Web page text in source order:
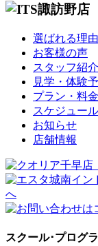
選ばれる理由
お客様の声
スタッフ紹介
見学・体験
プラン・料金
スケジュール
お知らせ
店舗情報
スクール･プログ